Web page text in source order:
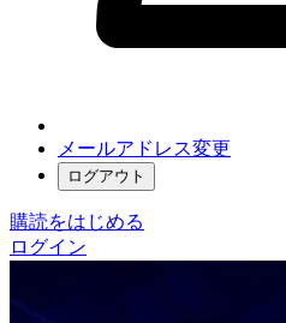
メールアドレス変更
ログアウト
購読をはじめる
ログイン